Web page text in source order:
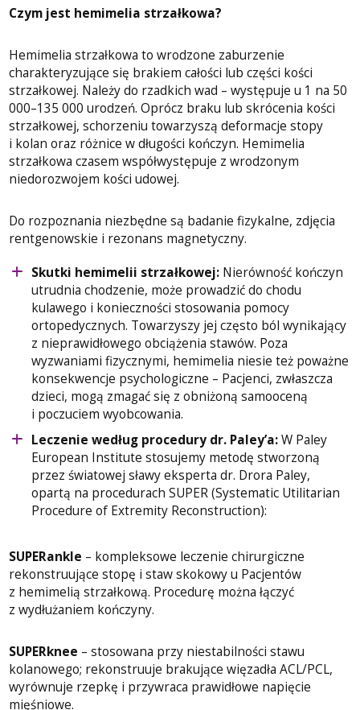
Czym jest hemimelia strzałkowa?
Hemimelia strzałkowa to wrodzone zaburzenie
charakteryzujące się brakiem całości lub części kości
strzałkowej. Należy do rzadkich wad – występuje u 1 na 50
000–135 000 urodzeń. Oprócz braku lub skrócenia kości
strzałkowej, schorzeniu towarzyszą deformacje stopy
i kolan oraz różnice w długości kończyn. Hemimelia
strzałkowa czasem współwystępuje z wrodzonym
niedorozwojem kości udowej.
Do rozpoznania niezbędne są badanie fizykalne, zdjęcia
rentgenowskie i rezonans magnetyczny.
Skutki hemimelii strzałkowej:Nierówność kończyn
utrudnia chodzenie, może prowadzić do chodu
kulawego i konieczności stosowania pomocy
ortopedycznych. Towarzyszy jej często ból wynikający
z nieprawidłowego obciążenia stawów. Poza
wyzwaniami fizycznymi, hemimelia niesie też poważne
konsekwencje psychologiczne – Pacjenci, zwłaszcza
dzieci, mogą zmagać się z obniżoną samooceną
i poczuciem wyobcowania.
Leczenie według procedury dr. Paley’a:W Paley
European Institute stosujemy metodę stworzoną
przez światowej sławy eksperta dr. Drora Paley,
opartą na procedurach SUPER (Systematic Utilitarian
Procedure of Extremity Reconstruction):
SUPERankle – kompleksowe leczenie chirurgiczne
rekonstruujące stopę i staw skokowy u Pacjentów
z hemimelią strzałkową. Procedurę można łączyć
z wydłużaniem kończyny.
SUPERknee – stosowana przy niestabilności stawu
kolanowego; rekonstruuje brakujące więzadła ACL/PCL,
wyrównuje rzepkę i przywraca prawidłowe napięcie
mięśniowe.